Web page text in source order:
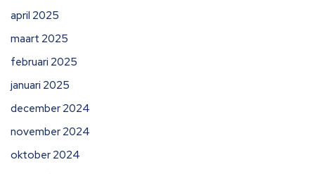
april 2025
maart 2025
februari 2025
januari 2025
december 2024
november 2024
oktober 2024